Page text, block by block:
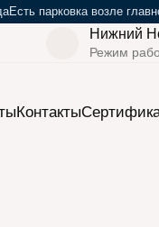
Есть парковка возле
Нижний
Режим
Контакты